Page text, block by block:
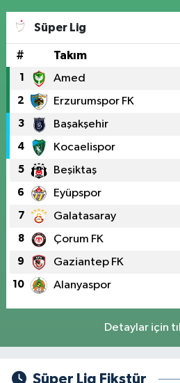
Süper Lig
# Takım
1 Amed
2 Erzurumspor FK
3 Başakşehir
4 Kocaelispor
5 Beşiktaş
6 Eyüpspor
7 Galatasaray
8 Çorum FK
9 Gaziantep FK
10 Alanyaspor
Detaylar için
Süper Lig Fikstür